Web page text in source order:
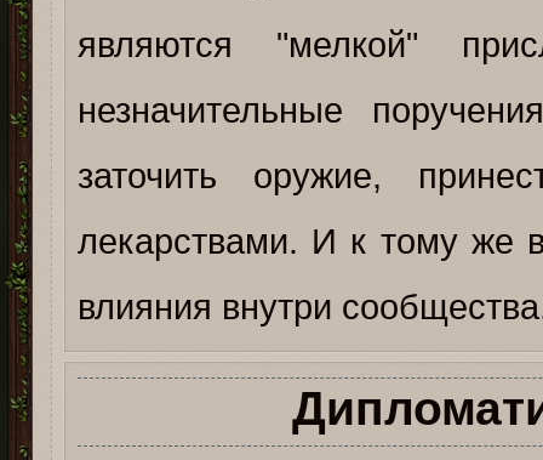
являются "мелкой"
незначительные
заточить оружие,
лекарствами. И к тому же
влияния внутри